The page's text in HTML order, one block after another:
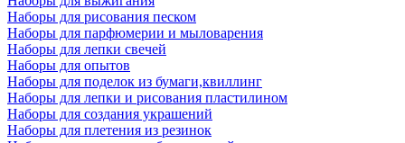
Наборы для рисования песком
Наборы для парфюмерии и мыловарения
Наборы для лепки свечей
Наборы для опытов
Наборы для поделок из бумаги,квиллинг
Наборы для лепки и рисования пластилином
Наборы для создания украшений
Наборы для плетения из резинок